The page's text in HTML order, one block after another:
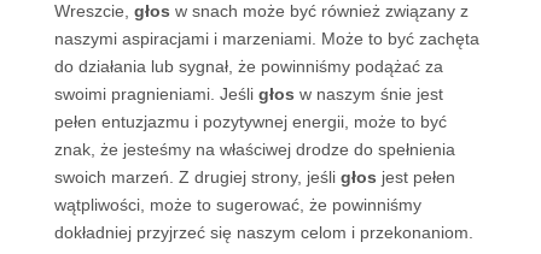
Wreszcie, głos w snach może być również związany z
naszymi aspiracjami i marzeniami. Może to być zachęta
do działania lub sygnał, że powinniśmy podążać za
swoimi pragnieniami. Jeśli głos w naszym śnie jest
pełen entuzjazmu i pozytywnej energii, może to być
znak, że jesteśmy na właściwej drodze do spełnienia
swoich marzeń. Z drugiej strony, jeśli głos jest pełen
wątpliwości, może to sugerować, że powinniśmy
dokładniej przyjrzeć się naszym celom i przekonaniom.